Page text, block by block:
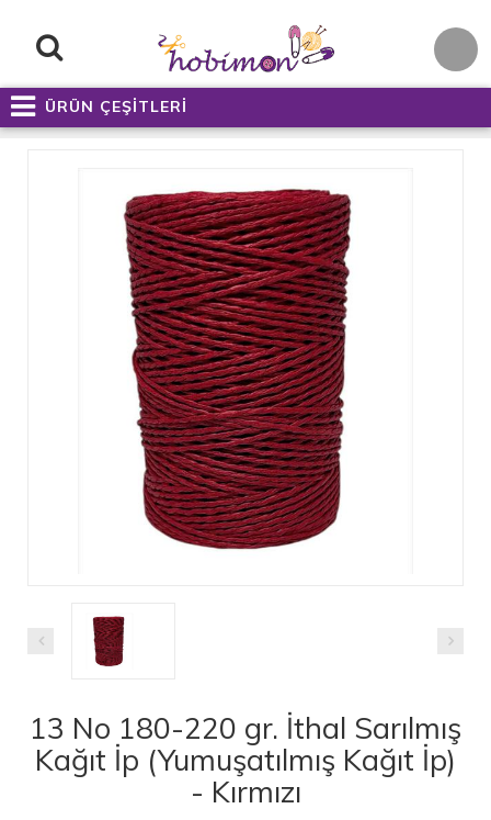
ÜRÜN ÇEŞİTLERİ
13 No 180-220 gr. İthal Sarılmış
Kağıt İp (Yumuşatılmış Kağıt İp)
- Kırmızı